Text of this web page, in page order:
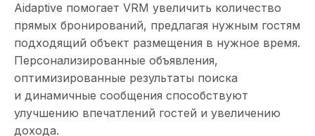
Aidaptive помогает VRM увеличить количество
прямых бронирований, предлагая нужным гостям
подходящий объект размещения в нужное время.
Персонализированные объявления,
оптимизированные результаты поиска
и динамичные сообщения способствуют
улучшению впечатлений гостей и увеличению
дохода.